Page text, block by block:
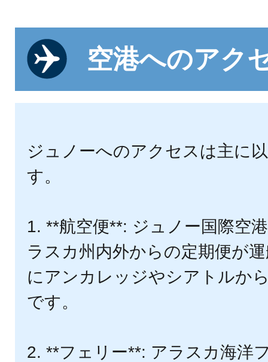
空港へのアク
ジュノーへのアクセスは主に
す。
1. **航空便**: ジュノー国際空
ラスカ州内外からの定期便が
にアンカレッジやシアトルか
です。
2. **フェリー**: アラスカ海洋